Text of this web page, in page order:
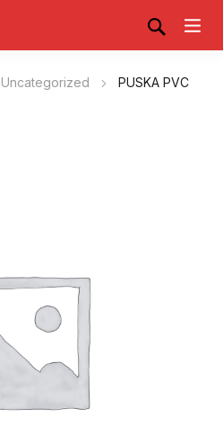
Uncategorized
PUSKA PVC